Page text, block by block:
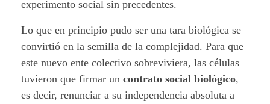
m
o
m
o
experimento social sin precedentes.
Lo que en principio pudo ser una tara biológica se
convirtió en la semilla de la complejidad. Para que
este nuevo ente colectivo sobreviviera, las células
tuvieron que firmar un contrato social biológico,
es decir, renunciar a su independencia absoluta a